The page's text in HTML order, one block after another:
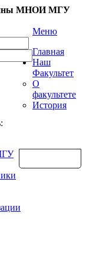
МНОИ МГУ
Меню
Главная
Наш
Факультет
О
факультете
История